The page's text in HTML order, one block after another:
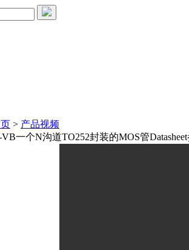
> 产品视频
一个N沟道TO252封装的MOS管